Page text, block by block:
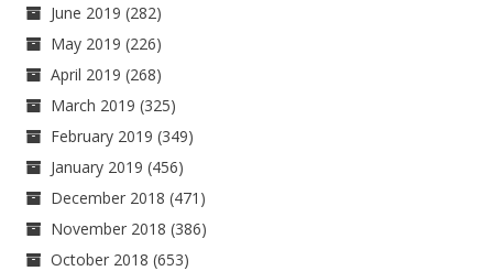
June 2019 (282)
May 2019 (226)
April 2019 (268)
March 2019 (325)
February 2019 (349)
January 2019 (456)
December 2018 (471)
November 2018 (386)
October 2018 (653)